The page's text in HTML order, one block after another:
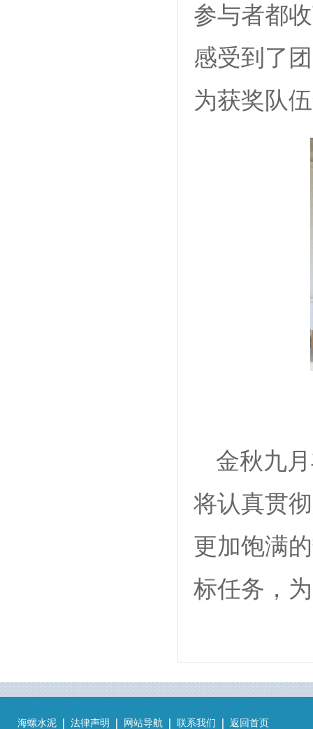
参与者都
感受到了
为获奖队
金秋九
将认真贯
更加饱满
标任务，
海螺水泥 法律声明 网站导航 联系我们 返回首页